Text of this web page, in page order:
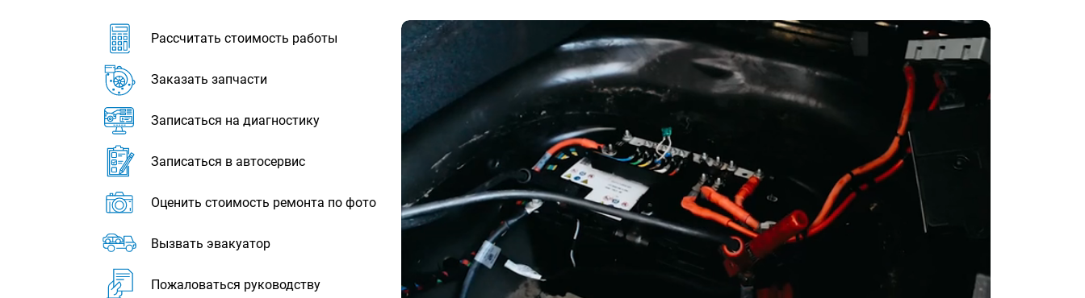
Рассчитать стоимость работы
Заказать запчасти
Записаться на диагностику
Записаться в автосервис
Оценить стоимость ремонта по фото
Вызвать эвакуатор
Пожаловаться руководству